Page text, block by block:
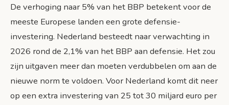
De verhoging naar 5% van het BBP betekent voor de
meeste Europese landen een grote defensie-
investering. Nederland besteedt naar verwachting in
2026 rond de 2,1% van het BBP aan defensie. Het zou
zijn uitgaven meer dan moeten verdubbelen om aan de
nieuwe norm te voldoen. Voor Nederland komt dit neer
op een extra investering van 25 tot 30 miljard euro per